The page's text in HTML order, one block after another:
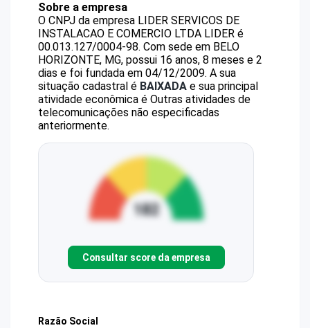
Sobre a empresa
O CNPJ da empresa LIDER SERVICOS DE
INSTALACAO E COMERCIO LTDA LIDER é
00.013.127/0004-98. Com sede em BELO
HORIZONTE, MG, possui 16 anos, 8 meses e 2
dias e foi fundada em 04/12/2009. A sua
situação cadastral é BAIXADA e sua principal
atividade econômica é Outras atividades de
telecomunicações não especificadas
anteriormente.
Consultar score da empresa
Razão Social